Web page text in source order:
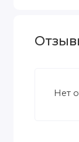
Нет